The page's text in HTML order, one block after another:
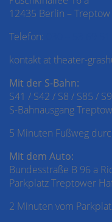
12435 Berlin – Treptow
Telefon:
kontakt at theater-
Mit der S-Bahn:
S41 / S42 / S8 / S85 /
S-Bahnausgang
5 Minuten Fußweg
Mit dem Auto:
Bundesstraße B 96 a
Parkplatz Treptower
2 Minuten vom